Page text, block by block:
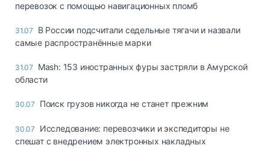
перевозок с помощью навигационных пломб
31.07
В России подсчитали седельные тягачи и назвали
самые распространённые марки
31.07
Mash: 153 иностранных фуры застряли в Амурской
области
30.07 Поиск грузов никогда не станет прежним
30.07
Исследование: перевозчики и экспедиторы не
спешат с внедрением электронных накладных